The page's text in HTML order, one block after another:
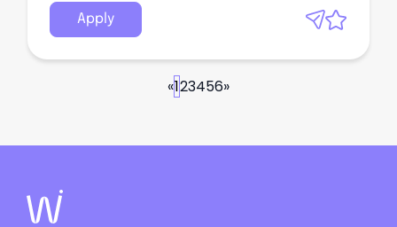
本の住まい情報日本の求人情報帰国前の情報帰国後の情
報帰国後の生活 閉じる 開く/ Open 閉じる / Close
JAMS.TVへようこそ Select Language ▼ Login クーポ
ン \ 困ったときの日本語サービス / シドニーエリア 病院
（GP） 歯科クリニック 弁護士事務所 会計事務所 ビザコ
ンサルタント 語学学校 日本人学校・幼稚園・補修校・日
ドコーストエリア 病院（GP） 歯科クリニック 法律事務
所 会計事務所 語学学校 ヘアサロン ネイル・マツエクサ
Apply
«123456»